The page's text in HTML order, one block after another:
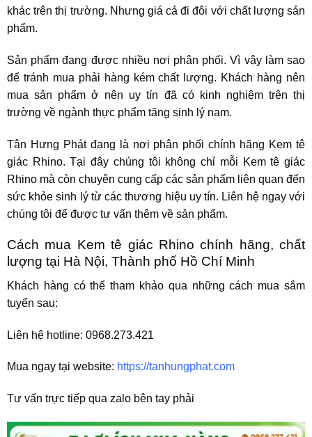
khác trên thị trường. Nhưng giá cả đi đôi với chất lượng sản
phẩm.
Sản phẩm đang được nhiều nơi phân phối. Vì vậy làm sao
để tránh mua phải hàng kém chất lượng. Khách hàng nên
mua sản phẩm ở nên uy tín đã có kinh nghiệm trên thị
trường về ngành thực phẩm tăng sinh lý nam.
Tân Hưng Phát đang là nơi phân phối chính hãng Kem tê
giác Rhino. Tại đây chúng tôi không chỉ mỗi Kem tê giác
Rhino mà còn chuyên cung cấp các sản phẩm liên quan đến
sức khỏe sinh lý từ các thương hiệu uy tín. Liên hệ ngay với
chúng tôi để được tư vấn thêm về sản phẩm.
Cách mua Kem tê giác Rhino chính hãng, chất
lượng tại Hà Nội, Thành phố Hồ Chí Minh
Khách hàng có thể tham khảo qua những cách mua sắm
tuyến sau:
Liên hệ hotline: 0968.273.421
Mua ngay tại website: https://tanhungphat.com
Tư vấn trực tiếp qua zalo bên tay phải